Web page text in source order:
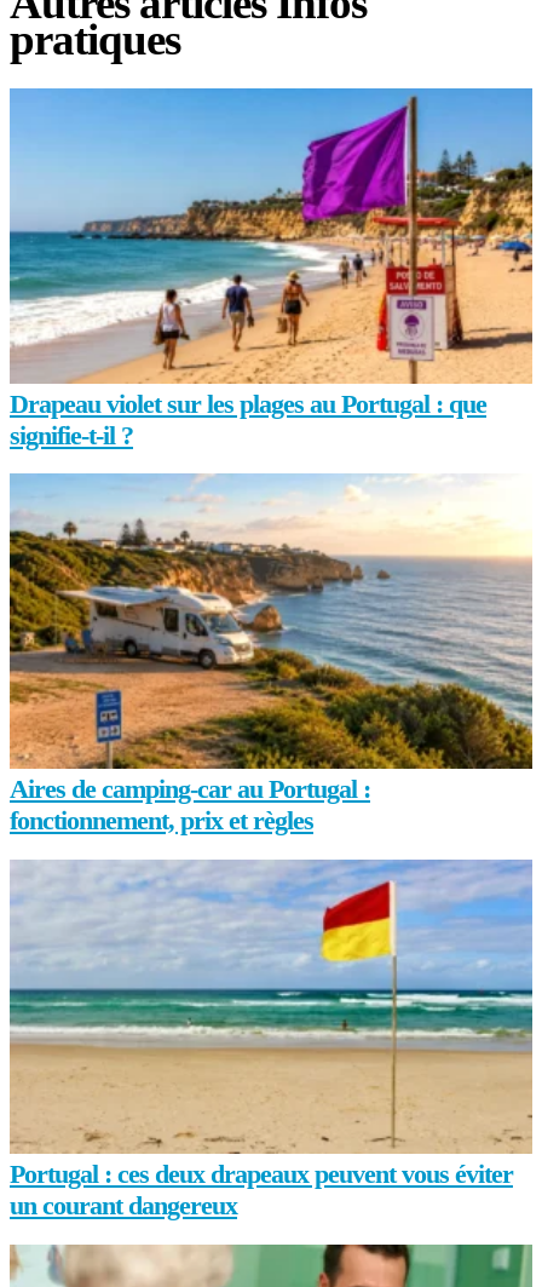
pratiques
Drapeau violet sur les plages au Portugal : que
signifie-t-il ?
Aires de camping-car au Portugal :
fonctionnement, prix et règles
Portugal : ces deux drapeaux peuvent vous éviter
un courant dangereux